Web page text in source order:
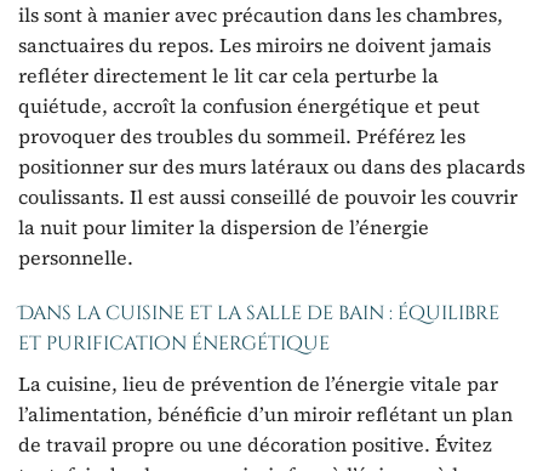
ils sont à manier avec précaution dans les chambres,
sanctuaires du repos. Les miroirs ne doivent jamais
refléter directement le lit car cela perturbe la
quiétude, accroît la confusion énergétique et peut
provoquer des troubles du sommeil. Préférez les
positionner sur des murs latéraux ou dans des placards
coulissants. Il est aussi conseillé de pouvoir les couvrir
la nuit pour limiter la dispersion de l’énergie
personnelle.
Dans la cuisine et la salle de bain : équilibre
et purification énergétique
La cuisine, lieu de prévention de l’énergie vitale par
l’alimentation, bénéficie d’un miroir reflétant un plan
de travail propre ou une décoration positive. Évitez